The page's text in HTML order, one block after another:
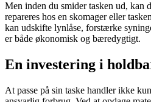
Men inden du smider tasken ud, kan
repareres hos en skomager eller
kan udskifte lynlåse, forstærke
er både økonomisk og bæredygtigt.
En investering i
At passe på sin taske handler ikke